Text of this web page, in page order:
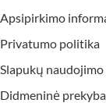
Apsipirkimo
Privatumo politika
Slapukų
Didmeninė prekyba